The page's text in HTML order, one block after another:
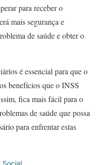
para receber o
mais segurança e
de saúde e obter o
é essencial para que o
benefícios que o INSS
fica mais fácil para o
de saúde que possa
para enfrentar estas
Social